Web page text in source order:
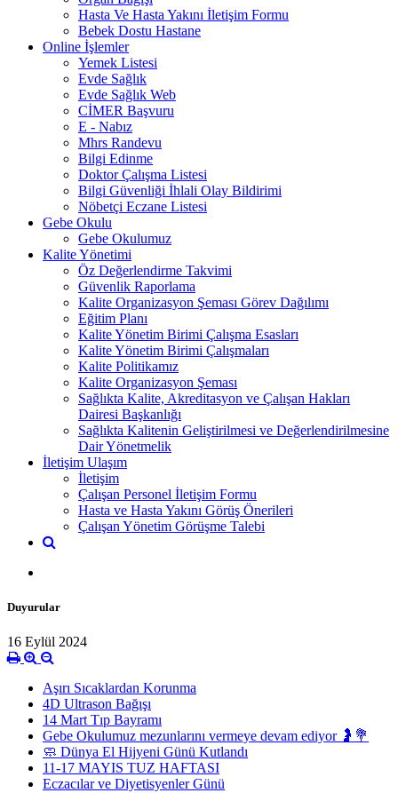
Hasta Ve Hasta Yakını İletişim Formu
Bebek Dostu Hastane
Online İşlemler
Yemek Listesi
Evde Sağlık
Evde Sağlık Web
CİMER Başvuru
E - Nabız
Mhrs Randevu
Bilgi Edinme
Doktor Çalışma Listesi
Bilgi Güvenliği İhlali Olay Bildirimi
Nöbetçi Eczane Listesi
Gebe Okulu
Gebe Okulumuz
Kalite Yönetimi
Öz Değerlendirme Takvimi
Güvenlik Raporlama
Kalite Organizasyon Şeması Görev Dağılımı
Eğitim Planı
Kalite Yönetim Birimi Çalışma Esasları
Kalite Yönetim Birimi Çalışmaları
Kalite Politikamız
Kalite Organizasyon Şeması
Sağlıkta Kalite, Akreditasyon ve Çalışan Hakları
Dairesi Başkanlığı
Sağlıkta Kalitenin Geliştirilmesi ve Değerlendirilmesine
Dair Yönetmelik
İletişim Ulaşım
İletişim
Çalışan Personel İletişim Formu
Hasta ve Hasta Yakını Görüş Önerileri
Çalışan Yönetim Görüşme Talebi
Duyurular
16 Eylül 2024
Aşırı Sıcaklardan Korunma
4D Ultrason Bağışı
14 Mart Tıp Bayramı
Gebe Okulumuz mezunlarını vermeye devam ediyor 🤰💐
🧼 Dünya El Hijyeni Günü Kutlandı
11-17 MAYIS TUZ HAFTASI
Eczacılar ve Diyetisyenler Günü